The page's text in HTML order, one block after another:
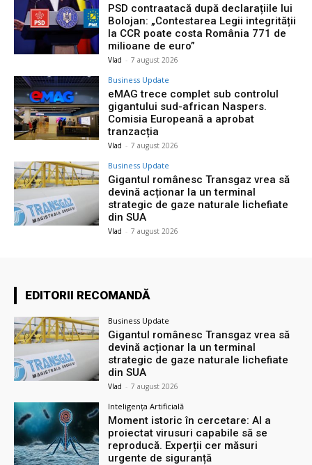
PSD contraatacă după declarațiile lui
Bolojan: „Contestarea Legii integrității
la CCR poate costa România 771 de
milioane de euro”
Vlad - 7 august 2026
Business Update
eMAG trece complet sub controlul
gigantului sud-african Naspers.
Comisia Europeană a aprobat
tranzacția
Vlad - 7 august 2026
Business Update
Gigantul românesc Transgaz vrea să
devină acționar la un terminal
strategic de gaze naturale lichefiate
din SUA
Vlad - 7 august 2026
EDITORII RECOMANDĂ
Business Update
Gigantul românesc Transgaz vrea să
devină acționar la un terminal
strategic de gaze naturale lichefiate
din SUA
Vlad - 7 august 2026
Inteligența Artificială
Moment istoric în cercetare: AI a
proiectat virusuri capabile să se
reproducă. Experții cer măsuri
urgente de siguranță